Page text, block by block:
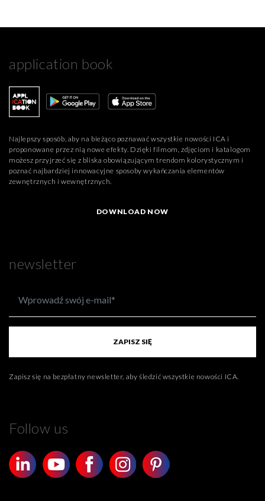
application book
Najlepszy sposób, aby na bieżąco poznawać wszystkie nowości ICA i
proponowane przez nią nowe efekty. Dzięki filmom, zdjęciom i katalogom
możesz przyjrzeć się z bliska obowiązującym trendom kolorystycznym i
poznać najbardziej innowacyjne sposoby wykańczania elementów
zewnętrznych i wewnętrznych.
DOWNLOAD NOW
newsletter
ZAPISZ SIĘ
Zapisz się na bezpłatny newsletter, aby śledzić wszystkie nowości ICA.
Follow us